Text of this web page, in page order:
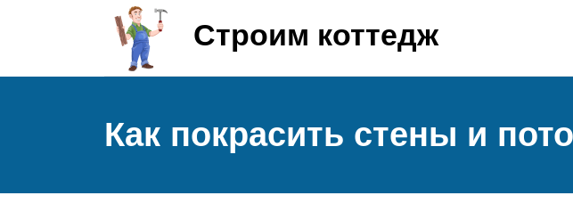
Строим коттедж
Как покрасить стены и